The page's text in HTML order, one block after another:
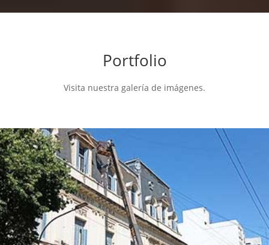
Portfolio
Visita nuestra galería de imágenes.